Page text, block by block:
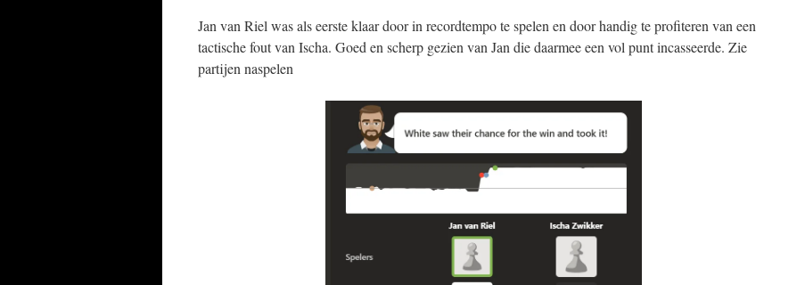
Jan van Riel was als eerste klaar door in recordtempo te spelen en door handig te profiteren van een
tactische fout van Ischa. Goed en scherp gezien van Jan die daarmee een vol punt incasseerde. Zie
partijen naspelen